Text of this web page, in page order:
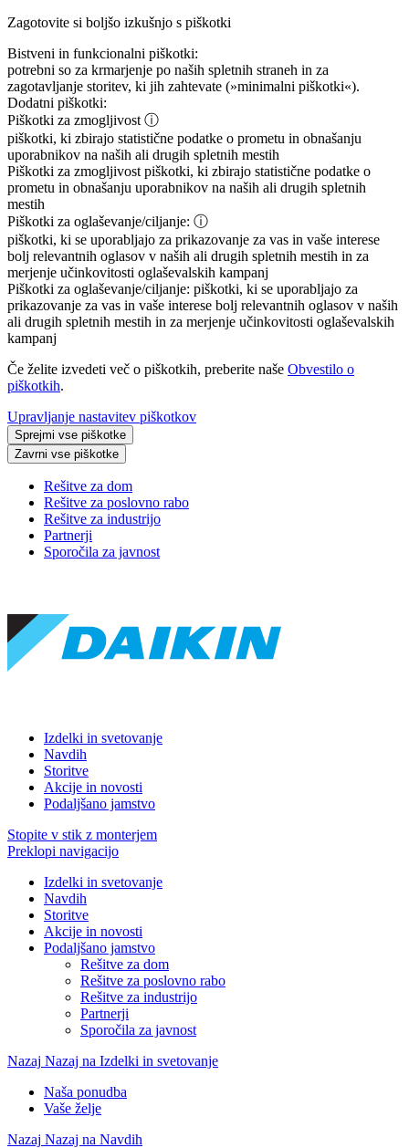
Zagotovite si boljšo izkušnjo s piškotki
Bistveni in funkcionalni piškotki:
potrebni so za krmarjenje po naših spletnih straneh in za
zagotavljanje storitev, ki jih zahtevate (»minimalni piškotki«).
Dodatni piškotki:
Piškotki za zmogljivost ⓘ
piškotki, ki zbirajo statistične podatke o prometu in obnašanju
uporabnikov na naših ali drugih spletnih mestih
Piškotki za zmogljivost piškotki, ki zbirajo statistične podatke o
prometu in obnašanju uporabnikov na naših ali drugih spletnih
mestih
Piškotki za oglaševanje/ciljanje: ⓘ
piškotki, ki se uporabljajo za prikazovanje za vas in vaše interese
bolj relevantnih oglasov v naših ali drugih spletnih mestih in za
merjenje učinkovitosti oglaševalskih kampanj
Piškotki za oglaševanje/ciljanje: piškotki, ki se uporabljajo za
prikazovanje za vas in vaše interese bolj relevantnih oglasov v naših
ali drugih spletnih mestih in za merjenje učinkovitosti oglaševalskih
kampanj
Če želite izvedeti več o piškotkih, preberite naše Obvestilo o
piškotkih.
Upravljanje nastavitev piškotkov
Sprejmi vse piškotke
Zavrni vse piškotke
Rešitve za dom
Rešitve za poslovno rabo
Rešitve za industrijo
Partnerji
Sporočila za javnost
Izdelki in svetovanje
Navdih
Storitve
Akcije in novosti
Podaljšano jamstvo
Stopite v stik z monterjem
Preklopi navigacijo
Izdelki in svetovanje
Navdih
Storitve
Akcije in novosti
Podaljšano jamstvo
Rešitve za dom
Rešitve za poslovno rabo
Rešitve za industrijo
Partnerji
Sporočila za javnost
Nazaj Nazaj na Izdelki in svetovanje
Naša ponudba
Vaše želje
Nazaj Nazaj na Navdih